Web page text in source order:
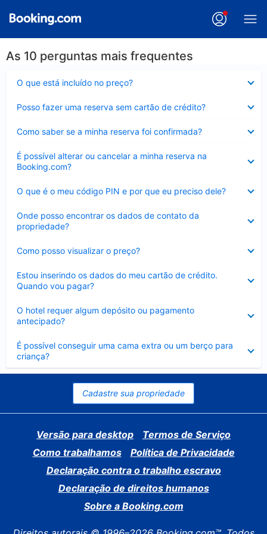
As 10 perguntas mais frequentes
O que está incluído no preço?
Posso fazer uma reserva sem cartão de crédito?
Como saber se a minha reserva foi confirmada?
É possível alterar ou cancelar a minha reserva na
Booking.com?
Contraído
O que é o meu código PIN e por que eu preciso dele?
Onde posso encontrar os dados de contato da
propriedade?
Como posso visualizar o preço?
Estou inserindo os dados do meu cartão de crédito.
Quando vou pagar?
O hotel requer algum depósito ou pagamento
antecipado?
É possível conseguir uma cama extra ou um berço para
criança?
Contraído
Cadastre sua propriedade
Versão para desktop
Termos de Serviço
Como trabalhamos
Política de Privacidade
Declaração contra o trabalho escravo
Declaração de direitos humanos
Sobre a Booking.com